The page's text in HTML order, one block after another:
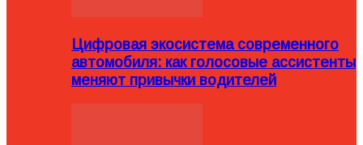
Цифровая экосистема современного
автомобиля: как голосовые ассистенты
меняют привычки водителей